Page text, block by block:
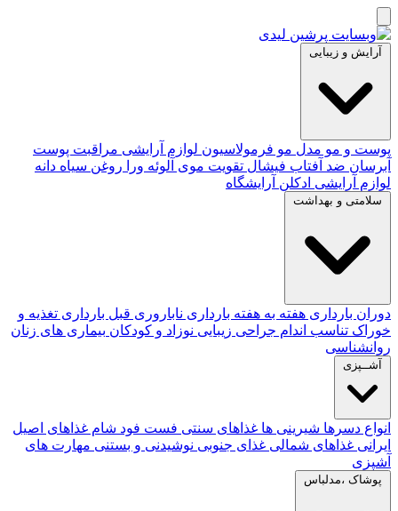
آرایش و زیبایی
پوست و مو مدل مو فرمولاسیون لوازم آرایشی مراقبت پوست
آبرسان ضد آفتاب فیشال تقویت موی آلوئه‌ ورا روغن سیاه دانه
لوازم آرایشی ادکلن آرایشگاه
سلامتی و بهداشت
دوران بارداری هفته به هفته بارداری ناباروری قبل بارداری تغذیه و
خوراک تناسب اندام جراحی زیبایی نوزاد و کودکان بیماری های زنان
روانشناسی
آشــپزی
انواع دسرها شیرینی ها غذاهای سنتی فست فود شام غذاهای اصیل
ایرانی غذاهای شمالی غذای جنوبی نوشیدنی و بستنی مهارت های
آشپزی
پوشاک ،مدلباس